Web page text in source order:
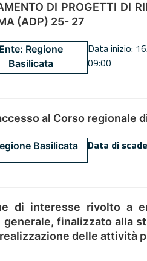
DI PROGETTI DI
(ADP) 25- 27
Ente: Regione
Basilicata
Data inizio:
09:00
al Corso
Basilicata Data di
di interesse rivolto a
finalizzato alla
delle attività